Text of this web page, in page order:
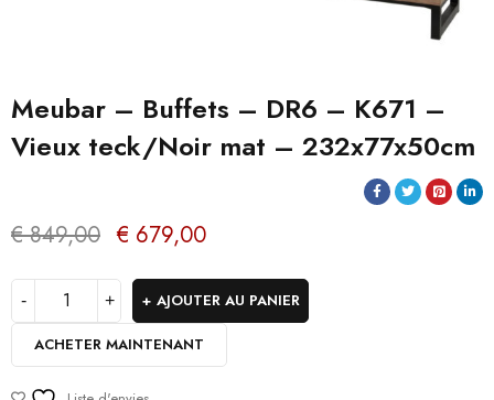
Meubar – Buffets – DR6 – K671 –
Vieux teck/Noir mat – 232x77x50cm
€849,00 € 679,00
AJOUTER AU PANIER
ACHETER MAINTENANT